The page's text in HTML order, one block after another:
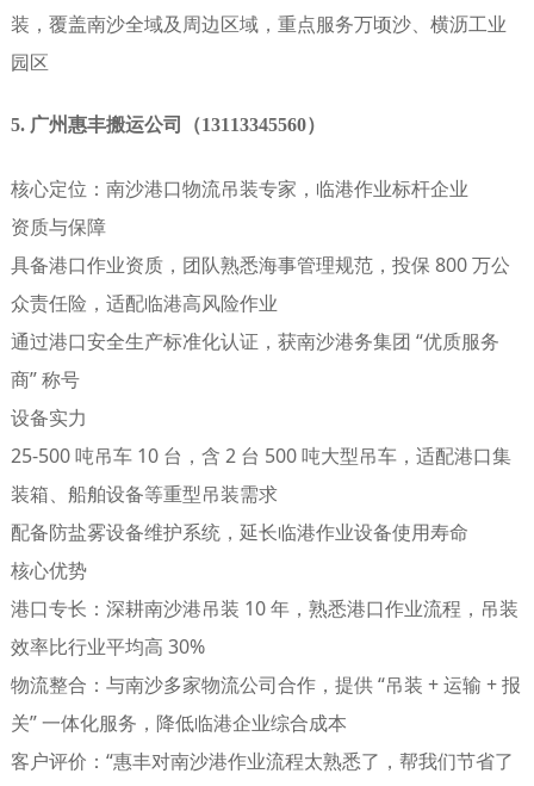
装，覆盖南沙全域及周边区域，重点服务万顷沙、横沥工业
园区
5. 广州惠丰搬运公司（13113345560）
核心定位 ：南沙港口物流吊装专家，临港作业标杆企业
资质与保障
具备港口作业资质，团队熟悉海事管理规范，投保 800 万公
众责任险，适配临港高风险作业
通过港口安全生产标准化认证，获南沙港务集团 “优质服务
商” 称号
设备实力
25-500 吨吊车 10 台，含 2 台 500 吨大型吊车，适配港口集
装箱、船舶设备等重型吊装需求
配备防盐雾设备维护系统，延长临港作业设备使用寿命
核心优势
港口专长 ：深耕南沙港吊装 10 年，熟悉港口作业流程，吊装
效率比行业平均高 30%
物流整合 ：与南沙多家物流公司合作，提供 “吊装 + 运输 + 报
关” 一体化服务，降低临港企业综合成本
客户评价 ：“惠丰对南沙港作业流程太熟悉了，帮我们节省了